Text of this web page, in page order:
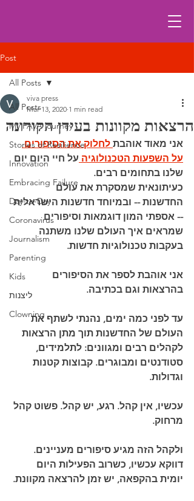
Post
All Posts
My FAVA journey
Stories of Resilience
Innovation
Embracing Failure
Day-to-Day
Coronavirus
Journalism
Parenting
Kids
ליצנות
Clowning
All Posts
הרצאות מקוונות בעידן הקורונה
viva press
Mar 13, 2020 1 min read
אני מאוד אוהבת לחלוק את הסיפורים
על השפעות הטכנולוגיה על חיי היום יום
שלנו בתחומים רבים.
כעיתונאית שמסקרת את עולם
החדשנות -- ובמיוחד חדשנות הישראלית
-- אספתי המון דוגמאות וסיפורים
שמראים איך העולם שלנו משתנה
בעקבות טכנולוגיות חדשות.
אני אוהבת לספר את הסיפורים
בהרצאות וגם בכתיבה.
עד לפני כמה ימים, נהנתי לשתף את
העולם של החדשנות תוך מתן הרצאות
לקהלים רבים ומגוונים: לתלמידים,
סטודנטים ומבוגרים. קבוצות קטנות
וגדולות.
עכשיו, אין קהל. רגע, יש קהל. פשוט קהל
מרחוק.
ולקהל הזה מגיע סיפורים מעניינים.
דווקא עכשיו, כשרוב הפעילות היום
יומית בהקפאה, יש זמן להרצאה מקוונת.